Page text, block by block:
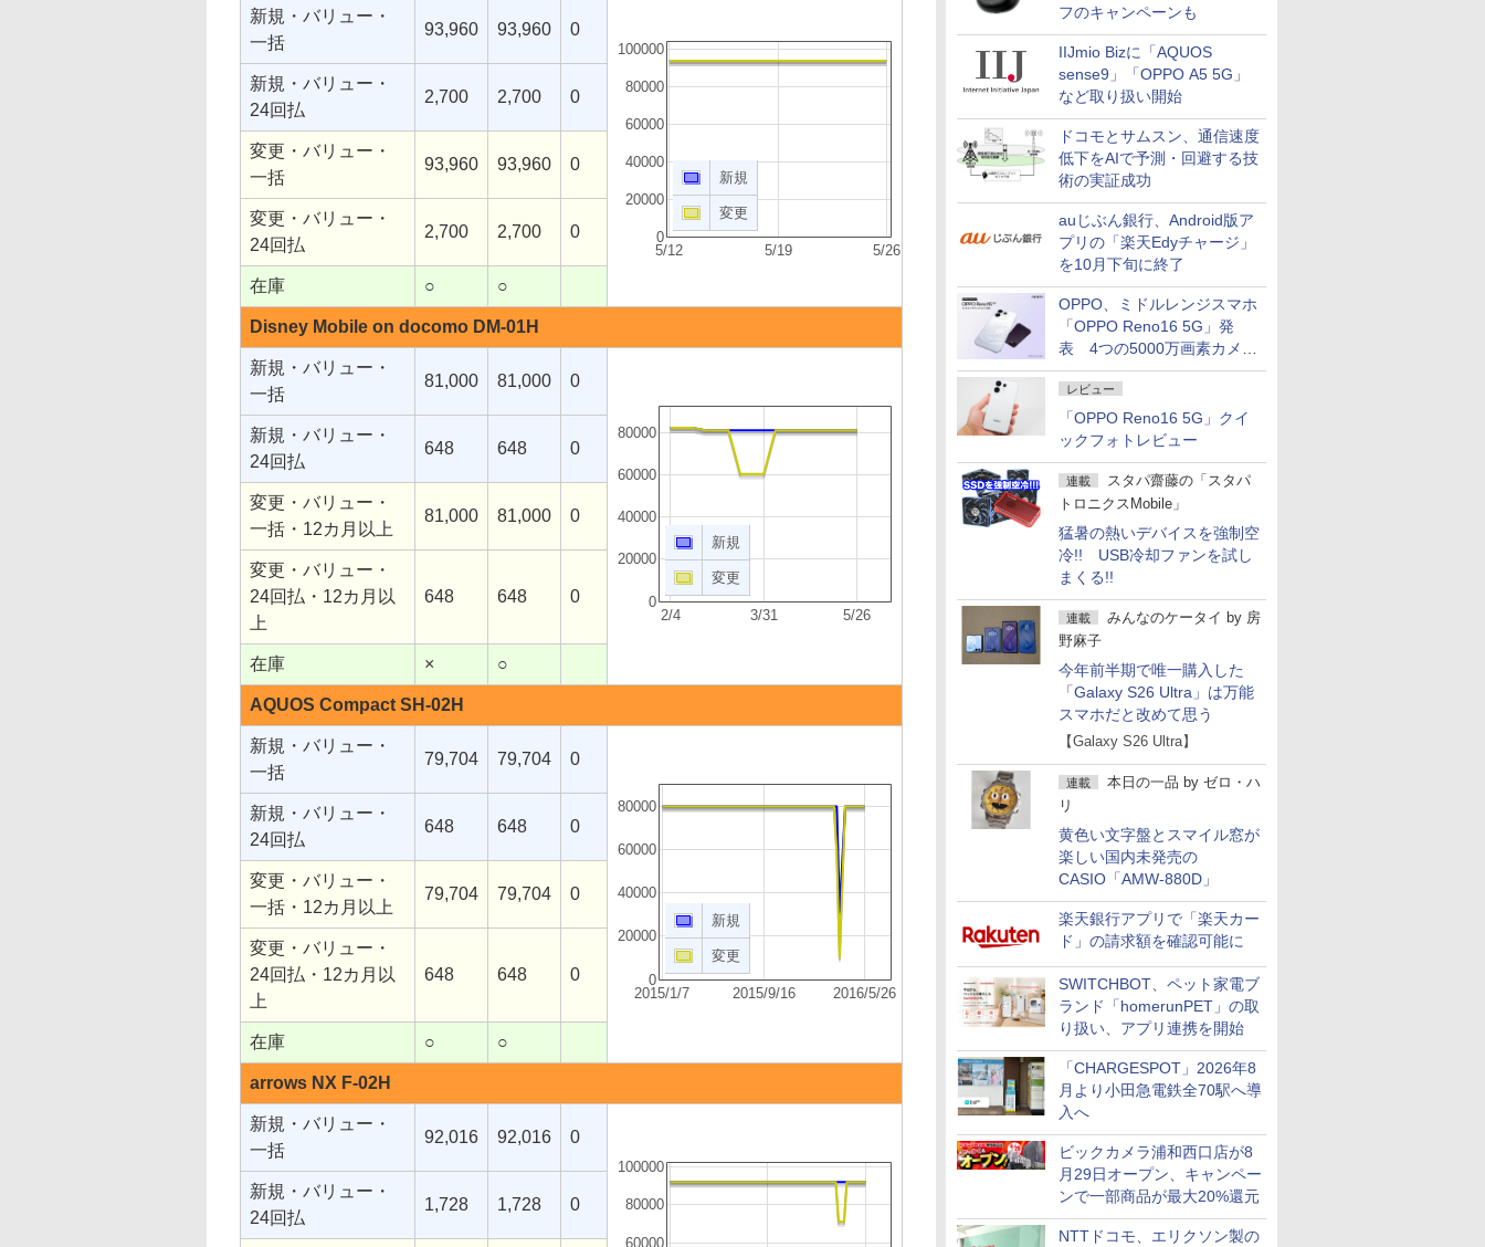
フのキャンペーンも
IIJmio Bizに「AQUOS
sense9」「OPPO A5 5G」
など取り扱い開始
ドコモとサムスン、通信速度
低下をAIで予測・回避する技
術の実証成功
auじぶん銀行、Android版ア
プリの「楽天Edyチャージ」
を10月下旬に終了
OPPO、ミドルレンジスマホ
「OPPO Reno16 5G」発
表 4つの5000万画素カメラ
搭載の小型モデル
レビュー
「OPPO Reno16 5G」クイ
ックフォトレビュー
連載
スタパ齋藤の「スタパ
トロニクスMobile」
猛暑の熱いデバイスを強制空
冷!! USB冷却ファンを試し
まくる!!
連載 みんなのケータイ by 房
野麻子
今年前半期で唯一購入した
「Galaxy S26 Ultra」は万能
スマホだと改めて思う
【Galaxy S26 Ultra】
連載 本日の一品 by ゼロ・ハ
リ
黄色い文字盤とスマイル窓が
楽しい国内未発売の
CASIO「AMW-880D」
楽天銀行アプリで「楽天カー
ド」の請求額を確認可能に
SWITCHBOT、ペット家電ブ
ランド「homerunPET」の取
り扱い、アプリ連携を開始
「CHARGESPOT」2026年8
月より小田急電鉄全70駅へ導
入へ
ビックカメラ浦和西口店が8
月29日オープン、キャンペー
ンで一部商品が最大20%還元
NTTドコモ、エリクソン製の
新規・バリュー・
一括
93,960 93,960 0
5/12 5/19 5/26
0
20000
40000
60000
80000
100000
新規
変更
新規・バリュー・
24回払
2,700 2,700 0
変更・バリュー・
一括
93,960 93,960 0
変更・バリュー・
24回払
2,700 2,700 0
在庫 ○ ○
Disney Mobile on docomo DM-01H
新規・バリュー・
一括
81,000 81,000 0
2/4 3/31 5/26
0
20000
40000
60000
80000
新規
変更
新規・バリュー・
24回払
648 648 0
変更・バリュー・
一括・12カ月以上
81,000 81,000 0
変更・バリュー・
24回払・12カ月以
上
648 648 0
在庫 × ○
AQUOS Compact SH-02H
新規・バリュー・
一括
79,704 79,704 0
2015/1/7 2015/9/16 2016/5/26
0
20000
40000
60000
80000
新規
変更
新規・バリュー・
24回払
648 648 0
変更・バリュー・
一括・12カ月以上
79,704 79,704 0
変更・バリュー・
24回払・12カ月以
上
648 648 0
在庫 ○ ○
arrows NX F-02H
新規・バリュー・
一括
92,016 92,016 0
60000
80000
100000
新規・バリュー・
24回払
1,728 1,728 0